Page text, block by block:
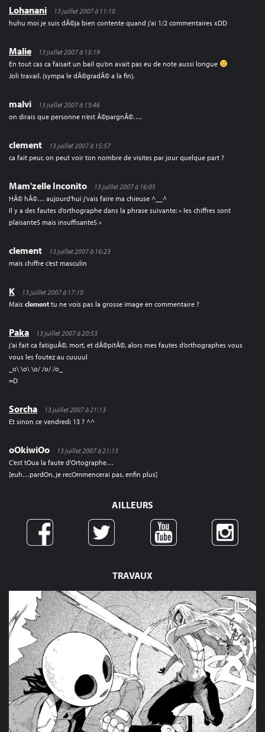
TRAVAUX
Lohanani
13 juillet 2007 à 11:10
huhu moi je suis dÃ©ja bien contente quand j’ai 1/2 commentaires xDD
Malie
13 juillet 2007 à 13:19
En tout cas ca faisait un bail qu’on avait pas eu de note aussi longue
Joli travail. (sympa le dÃ©gradÃ© a la fin).
malvi
13 juillet 2007 à 13:46
on dirais que personne n’est Ã©pargnÃ©….
clement
13 juillet 2007 à 15:57
ca fait peur, on peut voir ton nombre de visites par jour quelque part ?
Mam'zelle Inconito
13 juillet 2007 à 16:05
HÃ© hÃ©… aujourd’hui j’vais faire ma chieuse ^__^
Il y a des fautes d’orthographe dans la phrase suivante: « les chiffres sont
plaisanteS mais insuffisanteS »
clement
13 juillet 2007 à 16:23
mais chiffre c’est masculin
K
13 juillet 2007 à 17:10
Mais clement tu ne vois pas la grosse image en commentaire ?
Paka
13 juillet 2007 à 20:53
j’ai fait ca fatiguÃ©, mort, et dÃ©pitÃ©, alors mes fautes d’orthographes vous
vous les foutez au cuuuul
_o\ \o\ \o/ /o/ /o_
=D
Sorcha
13 juillet 2007 à 21:13
Et sinon ce vendredi 13 ? ^^
oOkiwiOo
13 juillet 2007 à 21:13
C’est tOua la faute d’Ortographe…
[euh…pardOn, je recOmmencerai pas, enfin plus]
AILLEURS